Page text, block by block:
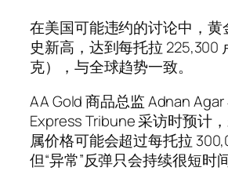
在美国可能违约的讨论中，黄
史新高，达到每托拉 225,300
克），与全球趋势一致。
AA Gold 商品总监 Adnan
Express Tribune 采访时预计
属价格可能会超过每托拉
但“异常”反弹只会持续很短时间